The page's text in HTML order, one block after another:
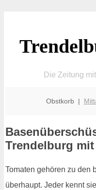
Die Zeitung
Obstkorb |
Trendelburg mit
Tomaten gehören zu den
überhaupt. Jeder kennt